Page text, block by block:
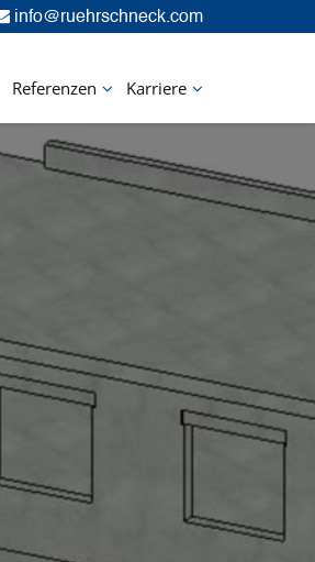
info@ruehrschneck.com
Referenzen Karriere